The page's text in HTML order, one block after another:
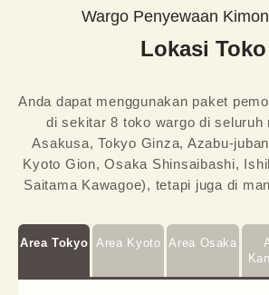
Wargo Penyewaan
Lokasi Toko
Anda dapat menggunakan paket
di sekitar 8 toko wargo di seluruh
Asakusa, Tokyo Ginza, Azabu-
Kyoto Gion, Osaka Shinsaibashi,
Saitama Kawagoe), tetapi juga di
Area Tokyo Area Kyoto Area Osaka